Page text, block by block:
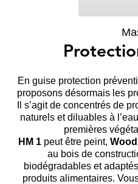
En guise protection
proposons désormais les
Il s’agit de concentrés de
naturels et diluables à
premières
HM 1peut être peint,
au bois de
biodégradables et
produits alimentaires.